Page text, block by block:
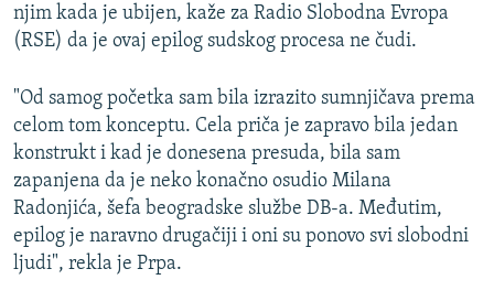
njim kada je ubijen, kaže za Radio Slobodna Evropa
(RSE) da je ovaj epilog sudskog procesa ne čudi.
"Od samog početka sam bila izrazito sumnjičava prema
celom tom konceptu. Cela priča je zapravo bila jedan
konstrukt i kad je donesena presuda, bila sam
zapanjena da je neko konačno osudio Milana
Radonjića, šefa beogradske službe DB-a. Međutim,
epilog je naravno drugačiji i oni su ponovo svi slobodni
ljudi", rekla je Prpa.